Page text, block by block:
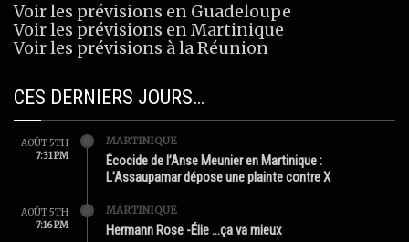
Voir les prévisions en Guadeloupe
Voir les prévisions en Martinique
Voir les prévisions à la Réunion
CES DERNIERS JOURS…
AOÛT 5TH
7:31 PM
MARTINIQUE
Écocide de l’Anse Meunier en Martinique :
L’Assaupamar dépose une plainte contre X
AOÛT 5TH
7:16 PM
MARTINIQUE
Hermann Rose -Élie …ça va mieux